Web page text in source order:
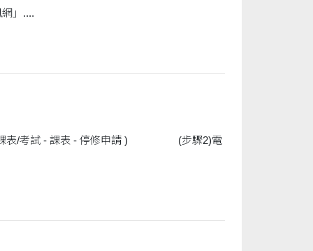
」....
- 課表 - 停修申請 ) (步驟2)電